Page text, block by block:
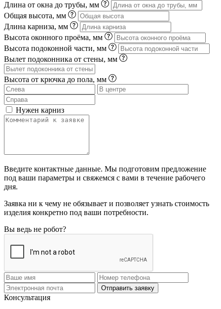
Длина от окна до трубы, мм
Общая высота, мм
Длина карниза, мм
Высота оконного проёма, мм
Высота подоконной части, мм
Вылет подоконника от стены, мм
Высота от крючка до пола, мм
Нужен карниз
Введите контактные данные. Мы подготовим предложение
под ваши параметры и свяжемся с вами в течение рабочего
дня.
Заявка ни к чему не обязывает и позволяет узнать стоимость
изделия конкретно под ваши потребности.
Вы ведь не робот?
Отправить заявку
Консультация